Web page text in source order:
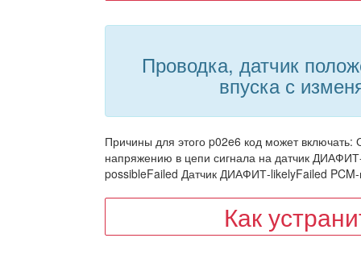
Проводка, датчик
впуска с
Причины для этого p02e6 код может
напряжению в цепи сигнала на датчик
possibleFailed Датчик ДИАФИТ-likelyFailed
Как